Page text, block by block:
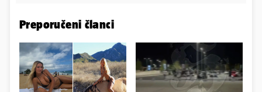
Preporučeni članci